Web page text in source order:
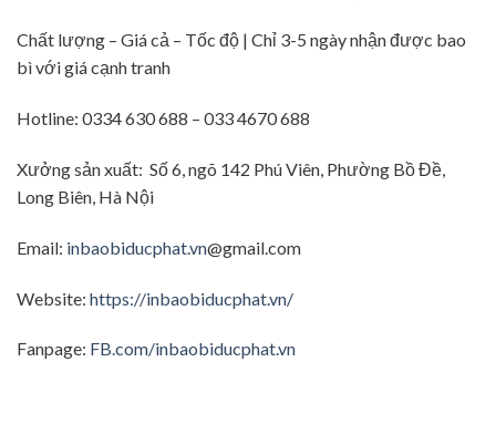
Chất lượng – Giá cả – Tốc độ | Chỉ 3-5 ngày nhận được bao
bì với giá cạnh tranh
Hotline: 0334 630 688 – 033 4670 688
Xưởng sản xuất: Số 6, ngõ 142 Phú Viên, Phường Bồ Đề,
Long Biên, Hà Nội
Email: inbaobiducphat.vn@gmail.com
Website: https://inbaobiducphat.vn/
Fanpage: FB.com/inbaobiducphat.vn